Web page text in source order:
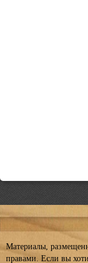
Материалы,
правами. Если вы